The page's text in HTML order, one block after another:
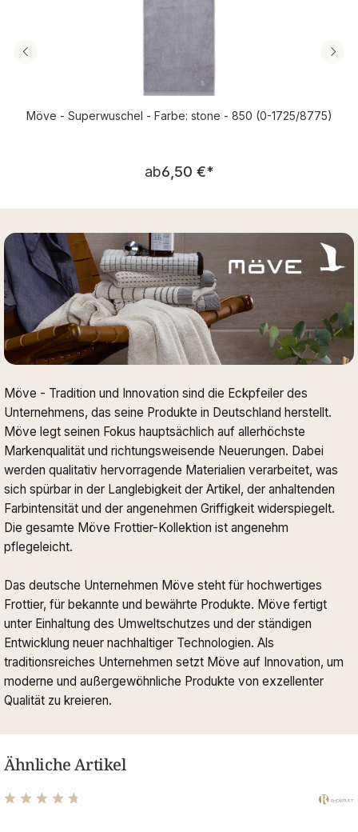
Möve - Superwuschel - Farbe: stone - 850 (0-1725/8775)
Regulärer Preis:
ab6,50 €*
Möve - Tradition und Innovation sind die Eckpfeiler des
Unternehmens, das seine Produkte in Deutschland herstellt.
Möve legt seinen Fokus hauptsächlich auf allerhöchste
Markenqualität und richtungsweisende Neuerungen. Dabei
werden qualitativ hervorragende Materialien verarbeitet, was
sich spürbar in der Langlebigkeit der Artikel, der anhaltenden
Farbintensität und der angenehmen Griffigkeit widerspiegelt.
Die gesamte Möve Frottier-Kollektion ist angenehm
pflegeleicht.
Das deutsche Unternehmen Möve steht für hochwertiges
Frottier, für bekannte und bewährte Produkte. Möve fertigt
unter Einhaltung des Umweltschutzes und der ständigen
Entwicklung neuer nachhaltiger Technologien. Als
traditionsreiches Unternehmen setzt Möve auf Innovation, um
moderne und außergewöhnliche Produkte von exzellenter
Qualität zu kreieren.
Ähnliche Artikel